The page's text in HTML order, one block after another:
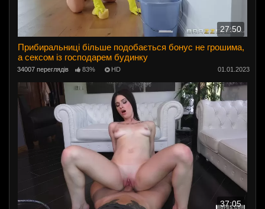
27:50
Прибиральниці більше подобається бонус не грошима,
а сексом із господарем будинку
34007 переглядів 83% HD 01.01.2023
37:05